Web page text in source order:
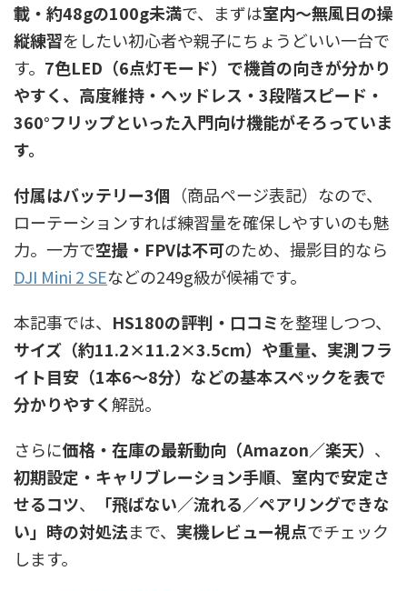
載・約48gの100g未満で、まずは室内〜無風日の操
縦練習をしたい初心者や親子にちょうどいい一台で
す。 7色LED（6点灯モード）で機首の向きが分かり
やすく、高度維持・ヘッドレス・3段階スピード・
360°フリップといった入門向け機能がそろっていま
す。
付属はバッテリー3個 （商品ページ表記）なので、
ローテーションすれば練習量を確保しやすいのも魅
力。一方で空撮・FPVは不可のため、撮影目的なら
DJI Mini 2 SEなどの249g級が候補です。
本記事では、 HS180の評判・口コミを整理しつつ、
サイズ（約11.2×11.2×3.5cm）や重量、実測フラ
イト目安（1本6〜8分）などの基本スペックを表で
分かりやすく解説。
さらに価格・在庫の最新動向（Amazon／楽天） 、
初期設定・キャリブレーション手順、 室内で安定さ
せるコツ、
「飛ばない／流れる／ペアリングできな
い」時の対処法まで、 実機レビュー視点でチェック
します。